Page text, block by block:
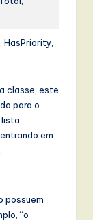
HasPriority,
classe, este
para o
lista
em
possuem
“o